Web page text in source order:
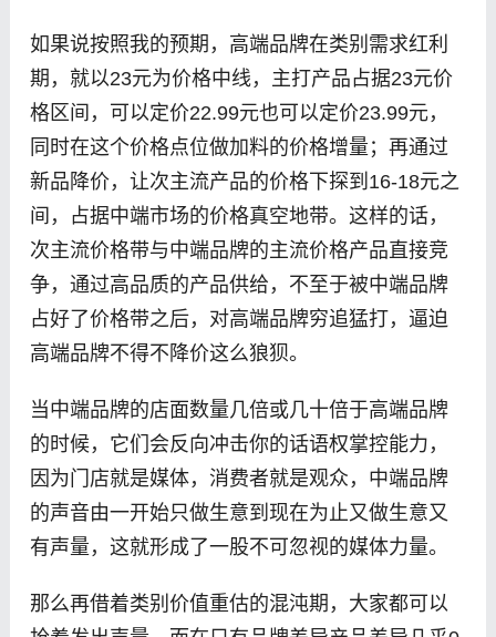
如果说按照我的预期，高端品牌在类别需求红利
期，就以23元为价格中线，主打产品占据23元价
格区间，可以定价22.99元也可以定价23.99元，
同时在这个价格点位做加料的价格增量；再通过
新品降价，让次主流产品的价格下探到16-18元之
间，占据中端市场的价格真空地带。这样的话，
次主流价格带与中端品牌的主流价格产品直接竞
争，通过高品质的产品供给，不至于被中端品牌
占好了价格带之后，对高端品牌穷追猛打，逼迫
高端品牌不得不降价这么狼狈。
当中端品牌的店面数量几倍或几十倍于高端品牌
的时候，它们会反向冲击你的话语权掌控能力，
因为门店就是媒体，消费者就是观众，中端品牌
的声音由一开始只做生意到现在为止又做生意又
有声量，这就形成了一股不可忽视的媒体力量。
那么再借着类别价值重估的混沌期，大家都可以